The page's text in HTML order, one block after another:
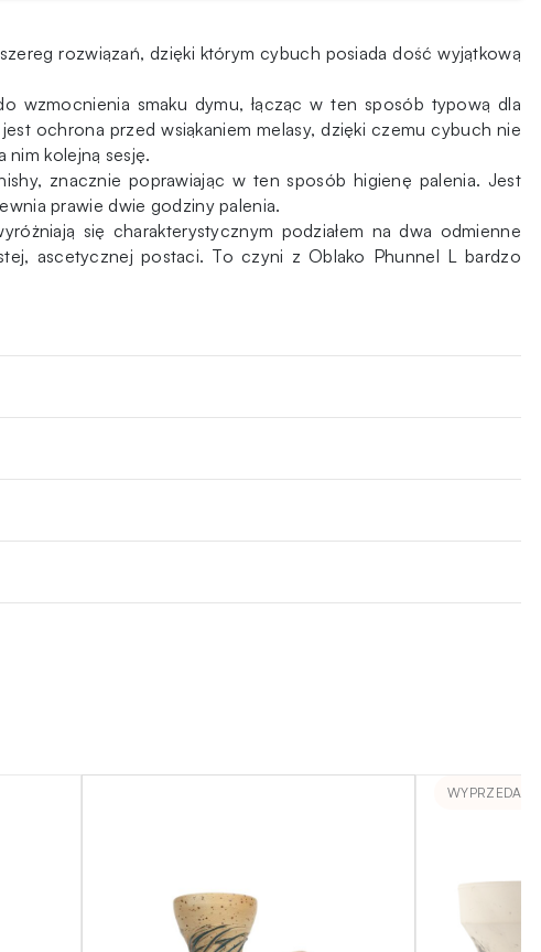
rozwiązań, dzięki którym cybuch posiada dość wyjątkową
wzmocnienia smaku dymu, łącząc w ten sposób typową dla
ochrona przed wsiąkaniem melasy, dzięki czemu cybuch nie
kolejną sesję.
znacznie poprawiając w ten sposób higienę palenia. Jest
prawie dwie godziny palenia.
się charakterystycznym podziałem na dwa odmienne
ascetycznej postaci. To czyni z Oblako Phunnel L bardzo
WYPRZEDANE